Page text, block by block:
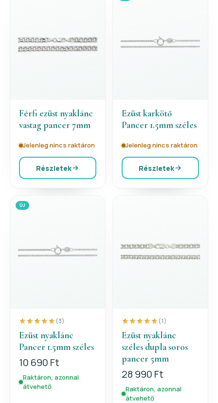
Férfi ezüst nyaklánc
vastag pancer 7mm
Jelenleg nincs raktáron
Részletek
Ezüst karkötő
Pancer 1.5mm széles
Jelenleg nincs raktáron
Részletek
ÚJ
(3)
Ezüst nyaklánc
Pancer 1.5mm széles
10 690 Ft
Raktáron, azonnal
átvehető
(1)
Ezüst nyaklánc
széles dupla soros
pancer 5mm
28 990 Ft
Raktáron, azonnal
átvehető